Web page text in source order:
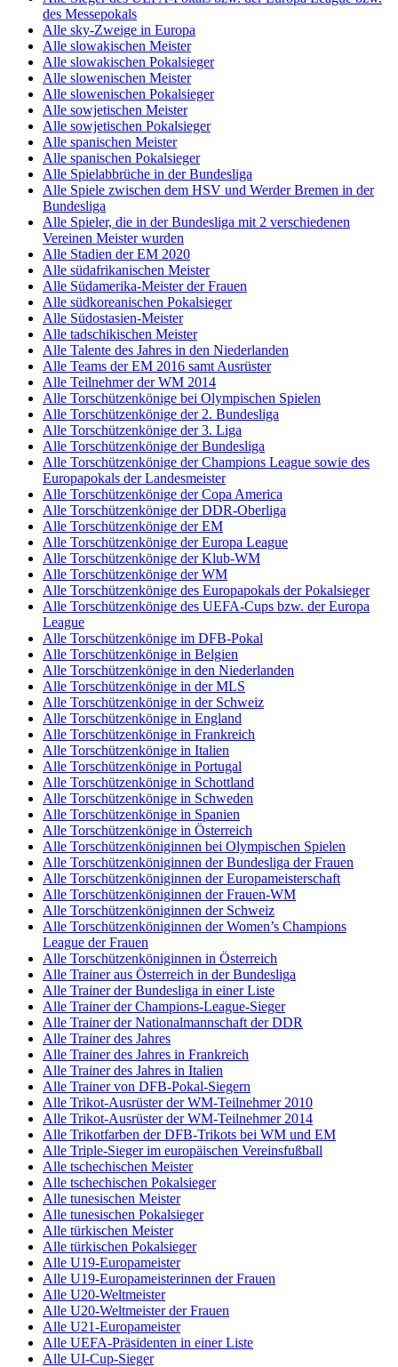
des Messepokals
Alle sky-Zweige in Europa
Alle slowakischen Meister
Alle slowakischen Pokalsieger
Alle slowenischen Meister
Alle slowenischen Pokalsieger
Alle sowjetischen Meister
Alle sowjetischen Pokalsieger
Alle spanischen Meister
Alle spanischen Pokalsieger
Alle Spielabbrüche in der Bundesliga
Alle Spiele zwischen dem HSV und Werder Bremen in der
Bundesliga
Alle Spieler, die in der Bundesliga mit 2 verschiedenen
Vereinen Meister wurden
Alle Stadien der EM 2020
Alle südafrikanischen Meister
Alle Südamerika-Meister der Frauen
Alle südkoreanischen Pokalsieger
Alle Südostasien-Meister
Alle tadschikischen Meister
Alle Talente des Jahres in den Niederlanden
Alle Teams der EM 2016 samt Ausrüster
Alle Teilnehmer der WM 2014
Alle Torschützenkönige bei Olympischen Spielen
Alle Torschützenkönige der 2. Bundesliga
Alle Torschützenkönige der 3. Liga
Alle Torschützenkönige der Bundesliga
Alle Torschützenkönige der Champions League sowie des
Europapokals der Landesmeister
Alle Torschützenkönige der Copa America
Alle Torschützenkönige der DDR-Oberliga
Alle Torschützenkönige der EM
Alle Torschützenkönige der Europa League
Alle Torschützenkönige der Klub-WM
Alle Torschützenkönige der WM
Alle Torschützenkönige des Europapokals der Pokalsieger
Alle Torschützenkönige des UEFA-Cups bzw. der Europa
League
Alle Torschützenkönige im DFB-Pokal
Alle Torschützenkönige in Belgien
Alle Torschützenkönige in den Niederlanden
Alle Torschützenkönige in der MLS
Alle Torschützenkönige in der Schweiz
Alle Torschützenkönige in England
Alle Torschützenkönige in Frankreich
Alle Torschützenkönige in Italien
Alle Torschützenkönige in Portugal
Alle Torschützenkönige in Schottland
Alle Torschützenkönige in Schweden
Alle Torschützenkönige in Spanien
Alle Torschützenkönige in Österreich
Alle Torschützenköniginnen bei Olympischen Spielen
Alle Torschützenköniginnen der Bundesliga der Frauen
Alle Torschützenköniginnen der Europameisterschaft
Alle Torschützenköniginnen der Frauen-WM
Alle Torschützenköniginnen der Schweiz
Alle Torschützenköniginnen der Women’s Champions
League der Frauen
Alle Torschützenköniginnen in Österreich
Alle Trainer aus Österreich in der Bundesliga
Alle Trainer der Bundesliga in einer Liste
Alle Trainer der Champions-League-Sieger
Alle Trainer der Nationalmannschaft der DDR
Alle Trainer des Jahres
Alle Trainer des Jahres in Frankreich
Alle Trainer des Jahres in Italien
Alle Trainer von DFB-Pokal-Siegern
Alle Trikot-Ausrüster der WM-Teilnehmer 2010
Alle Trikot-Ausrüster der WM-Teilnehmer 2014
Alle Trikotfarben der DFB-Trikots bei WM und EM
Alle Triple-Sieger im europäischen Vereinsfußball
Alle tschechischen Meister
Alle tschechischen Pokalsieger
Alle tunesischen Meister
Alle tunesischen Pokalsieger
Alle türkischen Meister
Alle türkischen Pokalsieger
Alle U19-Europameister
Alle U19-Europameisterinnen der Frauen
Alle U20-Weltmeister
Alle U20-Weltmeister der Frauen
Alle U21-Europameister
Alle UEFA-Präsidenten in einer Liste
Alle UI-Cup-Sieger